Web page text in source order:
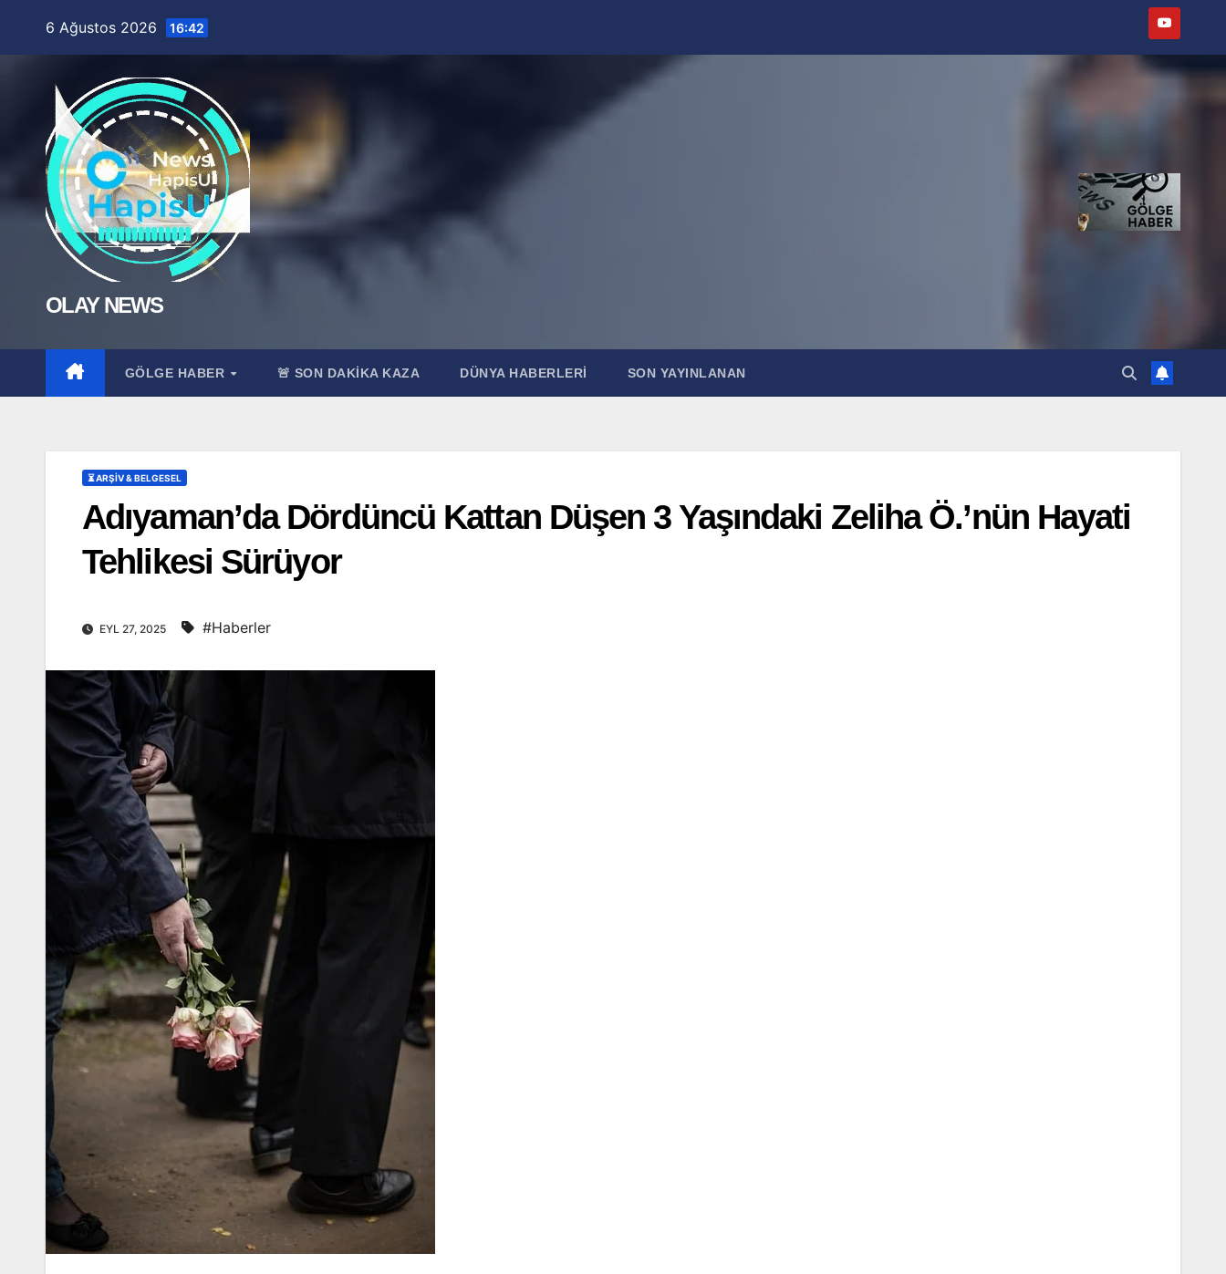
6 Ağustos 2026 16:42
OLAY NEWS
GÖLGE HABER 🚨 SON DAKİKA KAZA DÜNYA HABERLERI SON YAYINLANAN
⏳ ARŞİV & BELGESEL
Adıyaman’da Dördüncü Kattan Düşen 3 Yaşındaki Zeliha Ö.’nün Hayati
Tehlikesi Sürüyor
EYL 27, 2025 #Haberler